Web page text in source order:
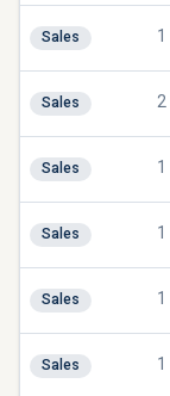
1
Sales
2
Sales
1
Sales
1
Sales
1
Sales
1
Sales